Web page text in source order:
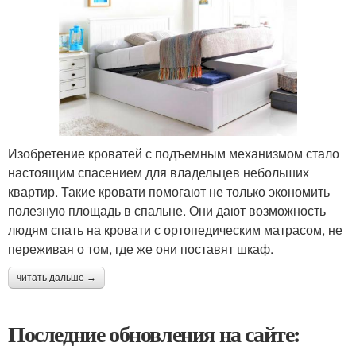
Изобретение кроватей с подъемным механизмом стало
настоящим спасением для владельцев небольших
квартир. Такие кровати помогают не только экономить
полезную площадь в спальне. Они дают возможность
людям спать на кровати с ортопедическим матрасом, не
переживая о том, где же они поставят шкаф.
читать дальше →
Последние обновления на сайте: